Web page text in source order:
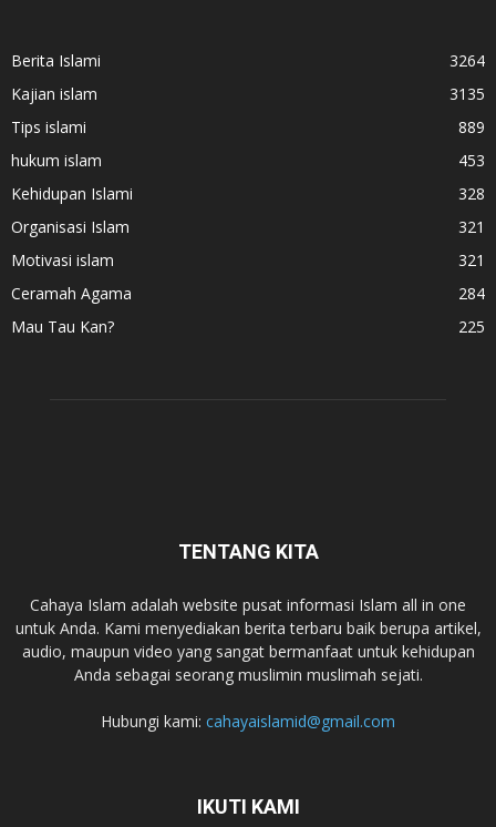
Berita Islami
3264
Kajian islam
3135
Tips islami
889
hukum islam
453
Kehidupan Islami
328
Organisasi Islam
321
Motivasi islam
321
Ceramah Agama
284
Mau Tau Kan?
225
TENTANG KITA
Cahaya Islam adalah website pusat informasi Islam all in one
untuk Anda. Kami menyediakan berita terbaru baik berupa artikel,
audio, maupun video yang sangat bermanfaat untuk kehidupan
Anda sebagai seorang muslimin muslimah sejati.
Hubungi kami: cahayaislamid@gmail.com
IKUTI KAMI